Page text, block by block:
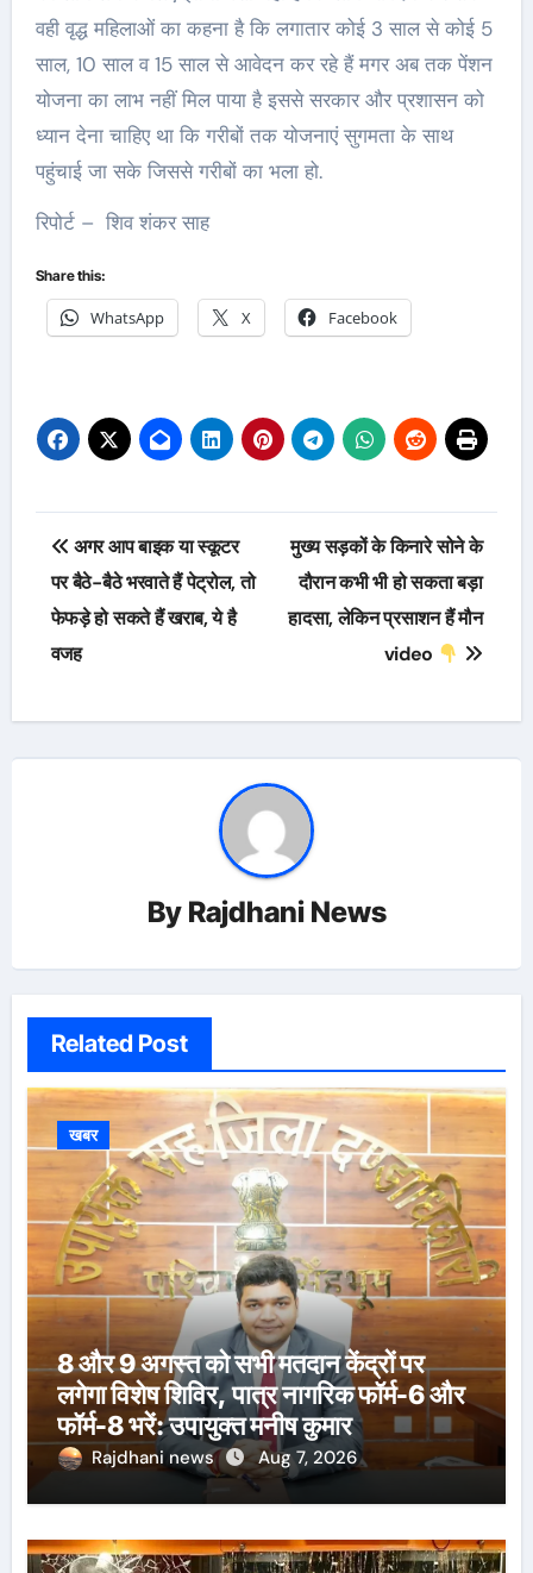
वही वृद्ध महिलाओं का कहना है कि लगातार कोई 3 साल से कोई 5
साल, 10 साल व 15 साल से आवेदन कर रहे हैं मगर अब तक पेंशन
योजना का लाभ नहीं मिल पाया है इससे सरकार और प्रशासन को
ध्यान देना चाहिए था कि गरीबों तक योजनाएं सुगमता के साथ
पहुंचाई जा सके जिससे गरीबों का भला हो.
रिपोर्ट – शिव शंकर साह
Share this:
WhatsApp X Facebook
Post
navigation
अगर आप बाइक या स्कूटर
पर बैठे-बैठे भरवाते हैं पेट्रोल, तो
फेफड़े हो सकते हैं खराब, ये है
वजह
मुख्य सड़कों के किनारे सोने के
दौरान कभी भी हो सकता बड़ा
हादसा, लेकिन प्रसाशन हैं मौन
video
By Rajdhani News
Related Post
खबर
8 और 9 अगस्त को सभी मतदान केंद्रों पर
लगेगा विशेष शिविर, पात्र नागरिक फॉर्म-6 और
फॉर्म-8 भरें: उपायुक्त मनीष कुमार
Rajdhani news Aug 7, 2026